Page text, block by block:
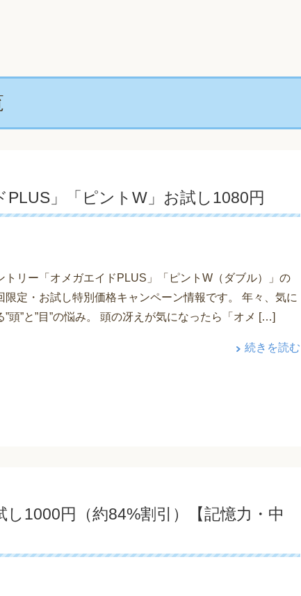
」「ピントW」お試し1080円
トリー「オメガエイドPLUS」「ピントW（ダブル）」の
限定・お試し特別価格キャンペーン情報です。 年々、気に
”頭”と”目”の悩み。 頭の冴えが気になったら「オメ […]
続きを読む
1000円（約84%割引）【記憶力・中